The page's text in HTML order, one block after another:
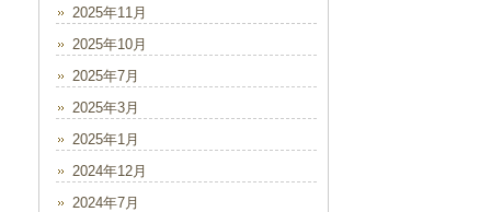
2025年11月
2025年10月
2025年7月
2025年3月
2025年1月
2024年12月
2024年7月